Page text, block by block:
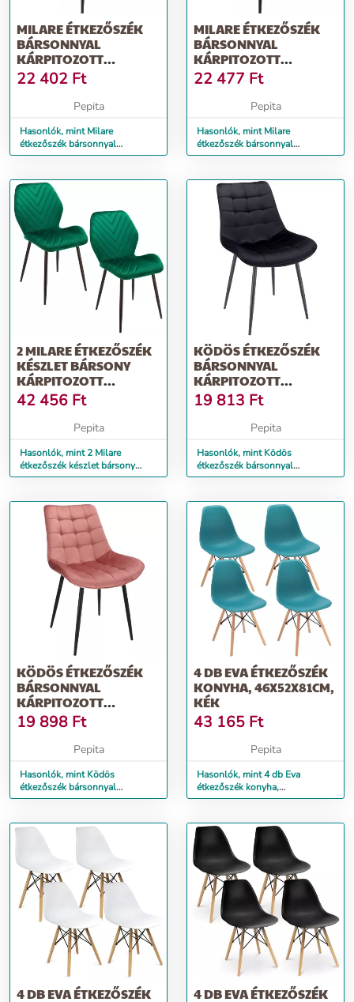
MILARE ÉTKEZŐSZÉK
BÁRSONNYAL
KÁRPITOZOTT
KONYHÁHOZ,
80X58X87CM, S...
22 402 Ft
Pepita
Hasonlók, mint Milare
étkezőszék bársonnyal
kárpitozott konyhához,
MILARE ÉTKEZŐSZÉK
BÁRSONNYAL
KÁRPITOZOTT
KONYHÁHOZ,
80X58X87CM, ZÖLD
22 477 Ft
Pepita
Hasonlók, mint Milare
étkezőszék bársonnyal
kárpitozott konyhához,
2 MILARE ÉTKEZŐSZÉK
KÉSZLET BÁRSONY
KÁRPITOZOTT
KONYHÁHOZ,
80X58X...
42 456 Ft
Pepita
Hasonlók, mint 2 Milare
étkezőszék készlet bársony
kárpitozott konyhához,
KÖDÖS ÉTKEZŐSZÉK
BÁRSONNYAL
KÁRPITOZOTT
KONYHÁHOZ,
53X63X83CM, FEKETE
19 813 Ft
Pepita
Hasonlók, mint Ködös
étkezőszék bársonnyal
kárpitozott konyhához,
KÖDÖS ÉTKEZŐSZÉK
BÁRSONNYAL
KÁRPITOZOTT
KONYHÁHOZ,
53X63X83CM, RÓ...
19 898 Ft
Pepita
Hasonlók, mint Ködös
étkezőszék bársonnyal
kárpitozott konyhához,
4 DB EVA ÉTKEZŐSZÉK
KONYHA, 46X52X81CM,
KÉK
43 165 Ft
Pepita
Hasonlók, mint 4 db Eva
étkezőszék konyha,
46x52x81cm, kék
4 DB EVA ÉTKEZŐSZÉK
4 DB EVA ÉTKEZŐSZÉK